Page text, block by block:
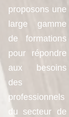
proposons une
large gamme
de formations
pour répondre
aux besoins
des
professionnels
du secteur de